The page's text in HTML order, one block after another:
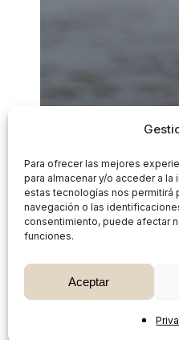
Para ofrecer las mejores
para almacenar y/o acceder a
estas tecnologías nos
navegación o las
consentimiento, puede afectar
funciones.
Aceptar
Mother Earth
Can
impact
March 2,